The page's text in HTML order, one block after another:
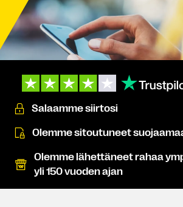
Salaamme siirtosi
Olemme sitoutuneet
Olemme lähettäneet rahaa
yli 150 vuoden ajan